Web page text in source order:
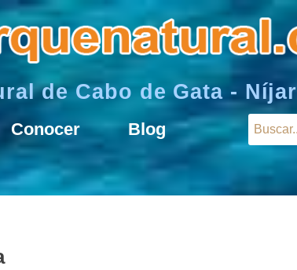
de Cabo de Gata - Níjar
Conocer Blog